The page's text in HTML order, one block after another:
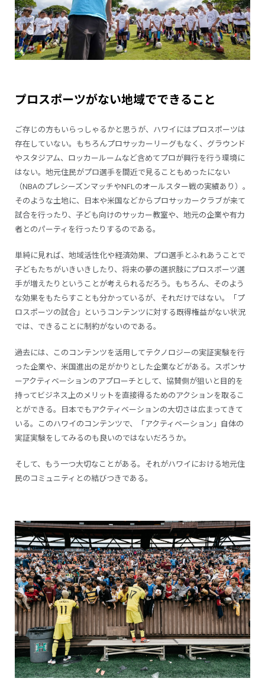
プロスポーツがない地域でできること
ご存じの方もいらっしゃるかと思うが、ハワイにはプロスポーツは
存在していない。もちろんプロサッカーリーグもなく、グラウンド
やスタジアム、ロッカールームなど含めてプロが興行を行う環境に
はない。地元住民がプロ選手を間近で見ることもめったにない
（NBAのプレシーズンマッチやNFLのオールスター戦の実績あり）。
そのような土地に、日本や米国などからプロサッカークラブが来て
試合を行ったり、子ども向けのサッカー教室や、地元の企業や有力
者とのパーティを行ったりするのである。
単純に見れば、地域活性化や経済効果、プロ選手とふれあうことで
子どもたちがいきいきしたり、将来の夢の選択肢にプロスポーツ選
手が増えたりということが考えられるだろう。もちろん、そのよう
な効果をもたらすことも分かっているが、それだけではない。「プ
ロスポーツの試合」というコンテンツに対する既得権益がない状況
では、できることに制約がないのである。
過去には、このコンテンツを活用してテクノロジーの実証実験を行
った企業や、米国進出の足がかりとした企業などがある。スポンサ
ーアクティベーションのアプローチとして、協賛側が狙いと目的を
持ってビジネス上のメリットを直接得るためのアクションを取るこ
とができる。日本でもアクティベーションの大切さは広まってきて
いる。このハワイのコンテンツで、「アクティベーション」自体の
実証実験をしてみるのも良いのではないだろうか。
そして、もう一つ大切なことがある。それがハワイにおける地元住
民のコミュニティとの結びつきである。